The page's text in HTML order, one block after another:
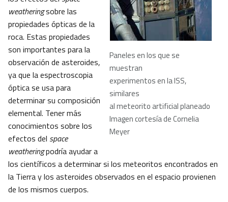
Paneles en los que se
muestran
experimentos en la ISS,
similares
al meteorito artificial planeado
Imagen cortesía de Cornelia
Meyer
weatheringsobre las
propiedades ópticas de la
roca. Estas propiedades
son importantes para la
observación de asteroides,
ya que la espectroscopia
óptica se usa para
determinar su composición
elemental. Tener más
conocimientos sobre los
efectos del space
weatheringpodría ayudar a
los científicos a determinar si los meteoritos encontrados en
la Tierra y los asteroides observados en el espacio provienen
de los mismos cuerpos.